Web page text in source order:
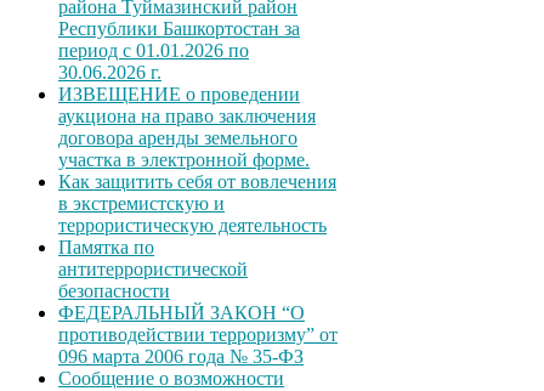
района Туймазинский район
Республики Башкортостан за
период с 01.01.2026 по
30.06.2026 г.
ИЗВЕЩЕНИЕ о проведении
аукциона на право заключения
договора аренды земельного
участка в электронной форме.
Как защитить себя от вовлечения
в экстремистскую и
террористическую деятельность
Памятка по
антитеррористической
безопасности
ФЕДЕРАЛЬНЫЙ ЗАКОН “О
противодействии терроризму” от
096 марта 2006 года № 35-ФЗ
Сообщение о возможности